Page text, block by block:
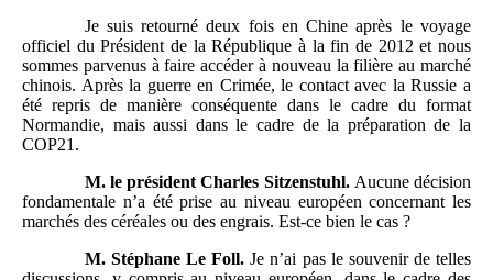
Je suis retourné deux fois en Chine après le voyage
officiel du Président de la République à la fin de 2012 et nous
sommes parvenus à faire accéder à nouveau la filière au marché
chinois. Après la guerre en Crimée, le contact avec la Russie a
été repris de manière conséquente dans le cadre du format
Normandie, mais aussi dans le cadre de la préparation de la
COP21.
M. le président Charles Sitzenstuhl.Aucune décision
fondamentale n’a été prise au niveau européen concernant les
marchés des céréales ou des engrais. Est-ce bien le cas ?
M. Stéphane Le Foll. Je n’ai pas le souvenir de telles